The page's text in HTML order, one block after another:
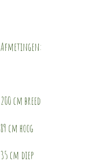
Afmetingen:
200 cm breed
89 cm hoog
35 cm diep